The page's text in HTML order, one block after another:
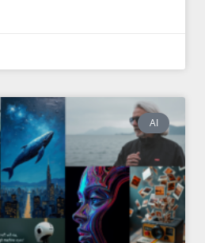
AI